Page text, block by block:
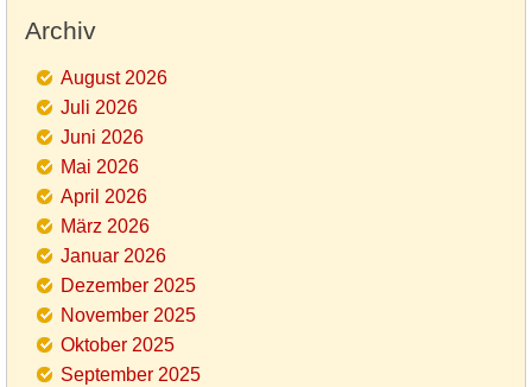
Archiv
August 2026
Juli 2026
Juni 2026
Mai 2026
April 2026
März 2026
Januar 2026
Dezember 2025
November 2025
Oktober 2025
September 2025